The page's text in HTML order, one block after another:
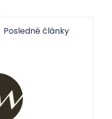
Posledné články